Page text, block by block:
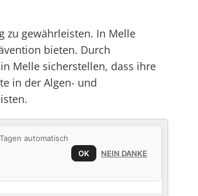
zu gewährleisten. In Melle
bieten. Durch
Melle sicherstellen, dass ihre
in der Algen- und
automatisch
OK NEIN DANKE